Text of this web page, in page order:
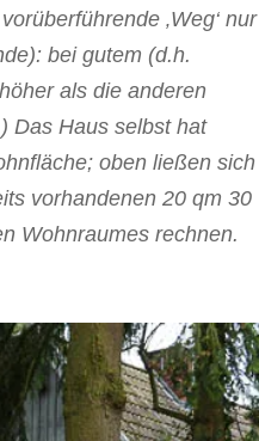
‚Weg‘ nur
bei gutem (d.h.
als die anderen
Das Haus selbst hat
oben ließen sich
vorhandenen 20 qm 30
Wohnraumes rechnen.